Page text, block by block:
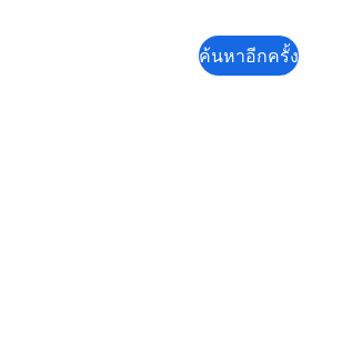
ค้นหาอีกครั้ง